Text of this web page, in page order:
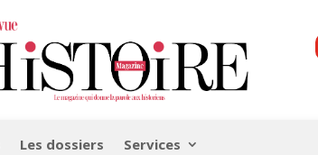
Les dossiers Services